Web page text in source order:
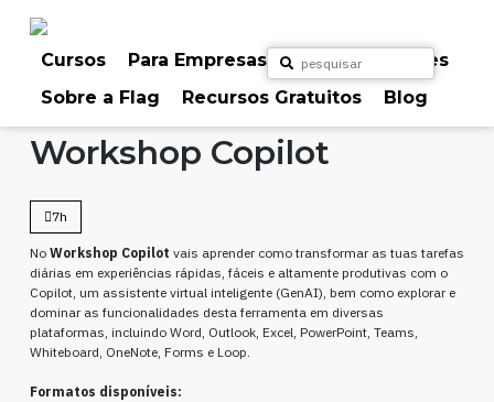
Cursos Para Empresas
Para Particulares
Sobre a Flag
Recursos Gratuitos Blog
Home Cursos Inteligência Artificial
Workshop Copilot
7h
No Workshop Copilot vais aprender como transformar as tuas tarefas
diárias em experiências rápidas, fáceis e altamente produtivas com o
Copilot, um assistente virtual inteligente (GenAI), bem como explorar e
dominar as funcionalidades desta ferramenta em diversas
plataformas, incluindo Word, Outlook, Excel, PowerPoint, Teams,
Whiteboard, OneNote, Forms e Loop.
Formatos disponíveis: